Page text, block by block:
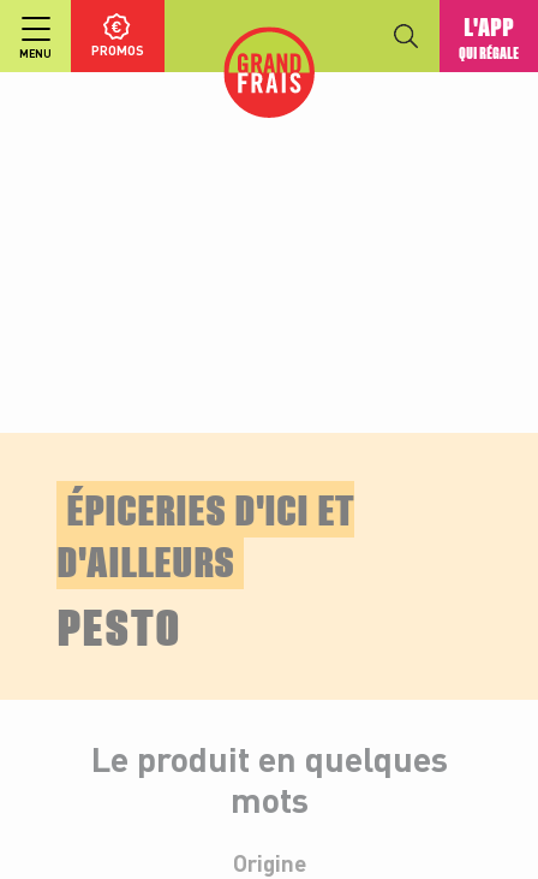
MENU PROMOS
L'APP
QUI RÉGALE
ÉPICERIES D'ICI ET
D'AILLEURS
PESTO
Le produit en quelques
mots
Origine